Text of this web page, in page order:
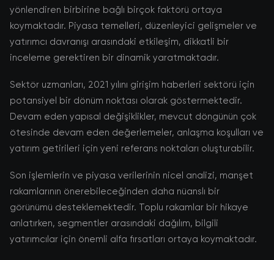
yönlendiren birbirine bağlı birçok faktörü ortaya
koymaktadır. Piyasa temelleri, düzenleyici gelişmeler ve
yatırımcı davranışı arasındaki etkileşim, dikkatli bir
inceleme gerektiren bir dinamik yaratmaktadır.
Sektör uzmanları, 2021 yılını girişim haberleri sektörü için
potansiyel bir dönüm noktası olarak göstermektedir.
Devam eden yapısal değişiklikler, mevcut döngünün çok
ötesinde devam eden değerlemeler, anlaşma koşulları ve
yatırım getirileri için yeni referans noktaları oluşturabilir.
Son işlemlerin ve piyasa verilerinin nicel analizi, manşet
rakamlarının önerebileceğinden daha nüanslı bir
görünümü desteklemektedir. Toplu rakamlar bir hikaye
anlatırken, segmentler arasındaki dağılım, bilgili
yatırımcılar için önemli alfa fırsatları ortaya koymaktadır.